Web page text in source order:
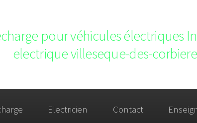
pour véhicules électriques
electrique villeseque-des-
Electricien Contact